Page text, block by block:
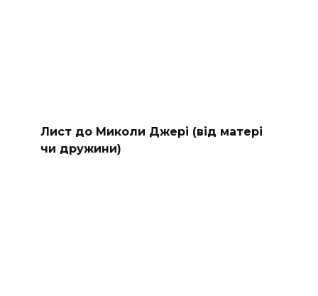
Лист до Миколи Джері (від матері
чи дружини)